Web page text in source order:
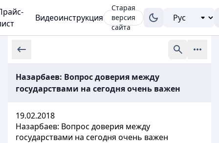
Видеоинструкция
Старая
версия
сайта
Назарбаев: Вопрос доверия между
государствами на сегодня очень важен
19.02.2018
Назарбаев: Вопрос доверия между
государствами на сегодня очень важен